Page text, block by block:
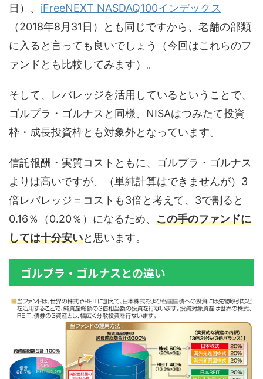
日）、 iFreeNEXT NASDAQ100インデックス
（2018年8月31日）とも同じですから、老舗の部類
に入ると言っても良いでしょう（今回はこれらのフ
ァンドとも比較してみます）。
そして、レバレッジを活用しているということで、
ゴルプラ・ゴルナスと同様、NISAはつみたて投資
枠・成長投資枠とも対象外となっています。
信託報酬・実質コストともに、ゴルプラ・ゴルナス
よりは高いですが、（単純計算はできませんが）3
倍レバレッジ＝コストも3倍と考えて、3で割ると
0.16％（0.20％）になるため、 この手のファンドに
しては十分安いと思います。
ゴルプラ・ゴルナスとの違い